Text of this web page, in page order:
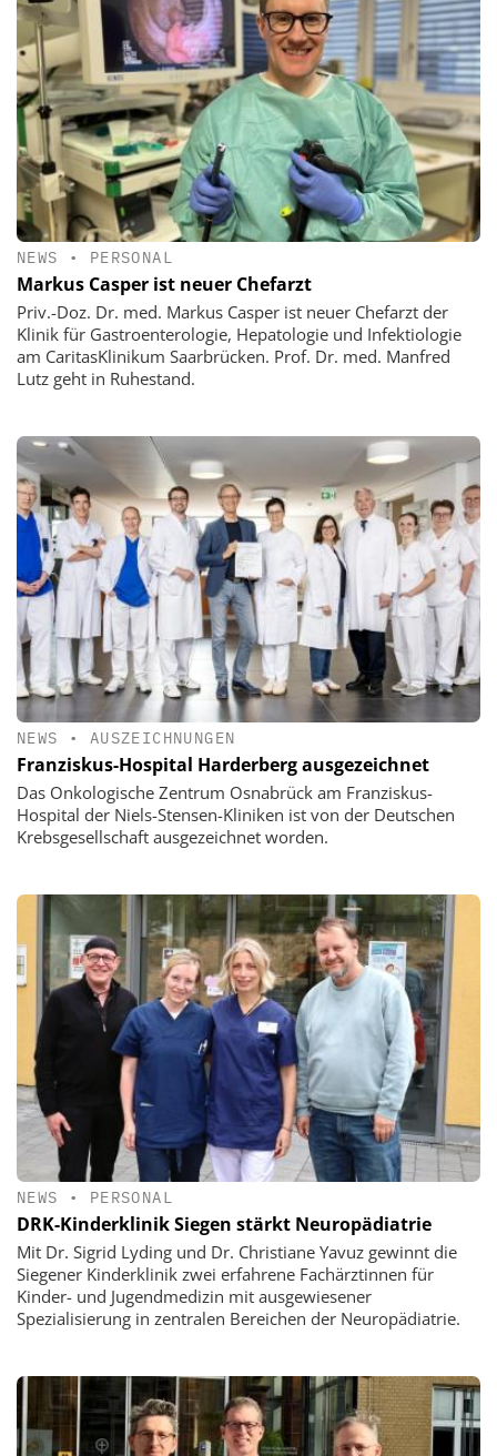
NEWS • PERSONAL
Markus Casper ist neuer Chefarzt
Priv.-Doz. Dr. med. Markus Casper ist neuer Chefarzt der
Klinik für Gastroenterologie, Hepatologie und Infektiologie
am CaritasKlinikum Saarbrücken. Prof. Dr. med. Manfred
Lutz geht in Ruhestand.
NEWS • AUSZEICHNUNGEN
Franziskus-Hospital Harderberg ausgezeichnet
Das Onkologische Zentrum Osnabrück am Franziskus-
Hospital der Niels-Stensen-Kliniken ist von der Deutschen
Krebsgesellschaft ausgezeichnet worden.
NEWS • PERSONAL
DRK-Kinderklinik Siegen stärkt Neuropädiatrie
Mit Dr. Sigrid Lyding und Dr. Christiane Yavuz gewinnt die
Siegener Kinderklinik zwei erfahrene Fachärztinnen für
Kinder- und Jugendmedizin mit ausgewiesener
Spezialisierung in zentralen Bereichen der Neuropädiatrie.